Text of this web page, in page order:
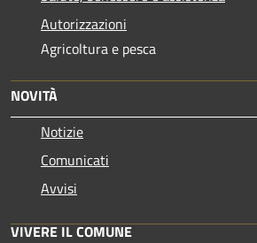
Autorizzazioni
Agricoltura e pesca
NOVITÀ
Notizie
Comunicati
Avvisi
VIVERE IL COMUNE